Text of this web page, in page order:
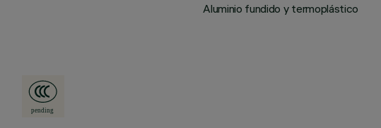
Aluminio fundido y termoplástico